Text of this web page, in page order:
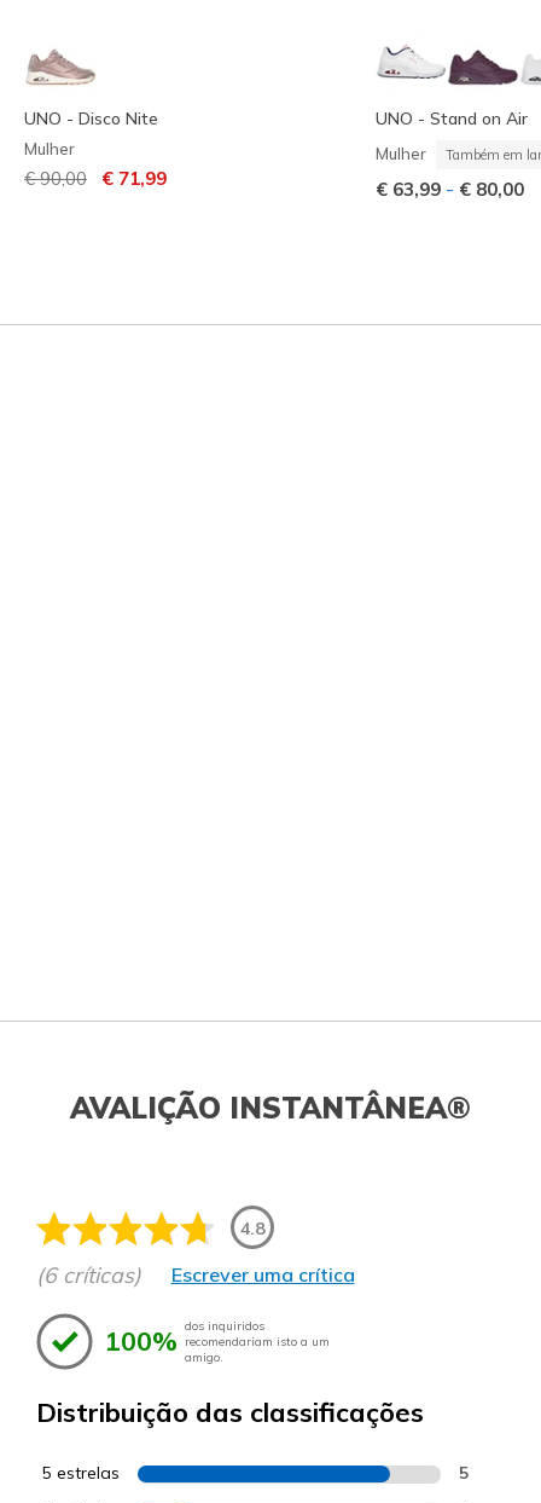
UNO - Disco Nite
Mulher
Preço com desconto de
€ 90,00 para
€ 71,99
UNO - Stand on Air
Mulher Também em
€ 63,99 - € 80,00
AVALIÇÃO INSTANTÂNEA®
4.8
(6 críticas) Escrever uma crítica
100% dos inquiridos
recomendariam isto a um
amigo.
Distribuição das classificações
5 estrelas 5